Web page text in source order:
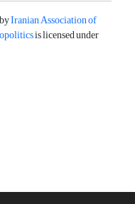
byIranian Association of
is licensed under